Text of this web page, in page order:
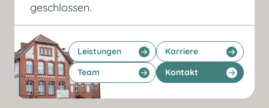
geschlossen.
Leistungen
Karriere
Team
Kontakt